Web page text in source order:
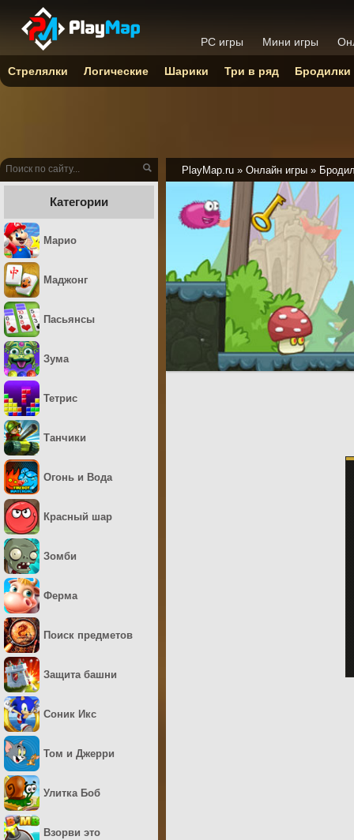
PlayMap.ru » Онлайн игры »
Категории
Марио
Маджонг
Пасьянсы
Зума
Тетрис
Танчики
Огонь и Вода
Красный шар
Зомби
Ферма
Поиск предметов
Защита башни
Соник Икс
Том и Джерри
Улитка Боб
Взорви это
PC игры Мини игры
Стрелялки Логические Шарики Три в ряд Бродилки